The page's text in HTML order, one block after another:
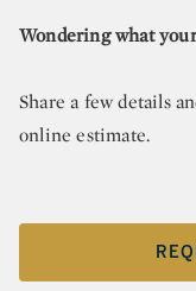
Wondering what
Share a few details
online estimate.